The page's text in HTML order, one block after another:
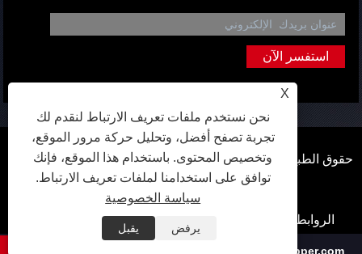
حقوق الطبع والنشر © 2024 Qingdao Hongfang Metal Material
Co. ، Ltd. جميع الحقوق محفوظة.
الروابط XML
Privacy Policy
X
نحن نستخدم ملفات تعريف الارتباط لنقدم لك
تجربة تصفح أفضل، وتحليل حركة مرور الموقع،
وتخصيص المحتوى. باستخدام هذا الموقع، فإنك
توافق على استخدامنا لملفات تعريف الارتباط.
سياسة الخصوصية
يرفض
يقبل
info@hongfangcopper.com